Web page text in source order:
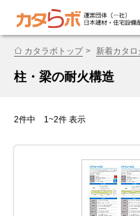
カタラボトップ 新着カタロ
柱・梁の耐火構造
2件中 1~2件 表示